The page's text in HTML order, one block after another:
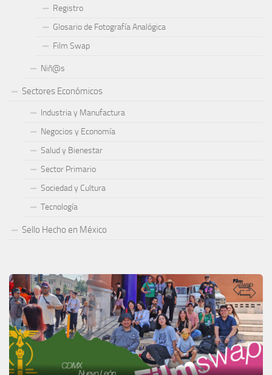
Registro
Glosario de Fotografía Analógica
Film Swap
Niñ@s
Sectores Económicos
Industria y Manufactura
Negocios y Economía
Salud y Bienestar
Sector Primario
Sociedad y Cultura
Tecnología
Sello Hecho en México